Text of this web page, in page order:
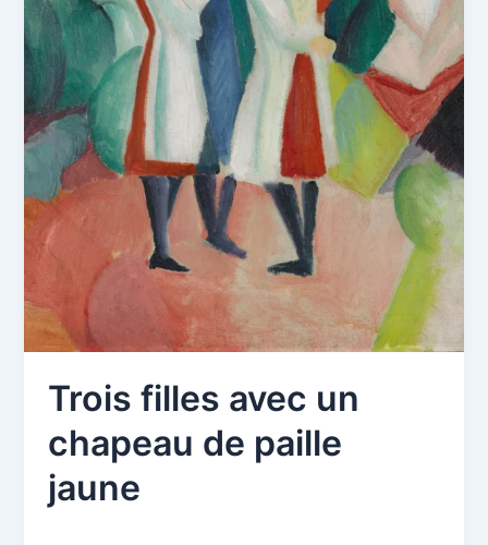
Trois filles avec un
chapeau de paille
jaune